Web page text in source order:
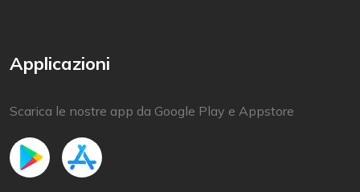
Applicazioni
Scarica le nostre app da Google Play e Appstore